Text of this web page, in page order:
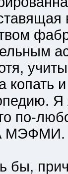
копать
Я
по-
МЭФМИ.
бы,